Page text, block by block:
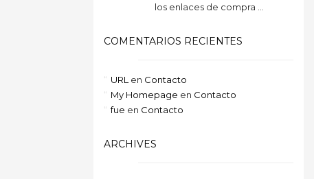
los enlaces de compra ...
COMENTARIOS RECIENTES
URL en Contacto
My Homepage en Contacto
fue en Contacto
ARCHIVES